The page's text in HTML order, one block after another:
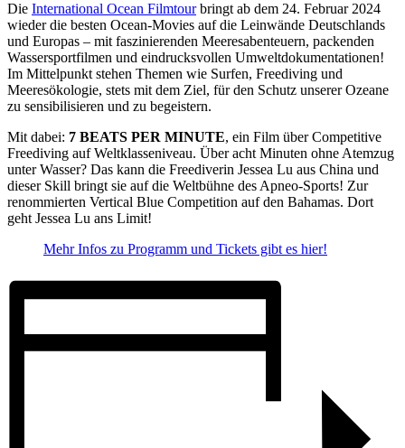
Die International Ocean Filmtourbringt ab dem 24. Februar 2024
wieder die besten Ocean-Movies auf die Leinwände Deutschlands
und Europas – mit faszinierenden Meeresabenteuern, packenden
Wassersportfilmen und eindrucksvollen Umweltdokumentationen!
Im Mittelpunkt stehen Themen wie Surfen, Freediving und
Meeresökologie, stets mit dem Ziel, für den Schutz unserer Ozeane
zu sensibilisieren und zu begeistern.
Mit dabei: 7 BEATS PER MINUTE, ein Film über Competitive
Freediving auf Weltklasseniveau. Über acht Minuten ohne Atemzug
unter Wasser? Das kann die Freediverin Jessea Lu aus China und
dieser Skill bringt sie auf die Weltbühne des Apneo-Sports! Zur
renommierten Vertical Blue Competition auf den Bahamas. Dort
geht Jessea Lu ans Limit!
Mehr Infos zu Programm und Tickets gibt es hier!